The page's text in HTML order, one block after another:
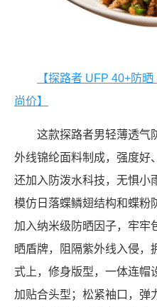
【探路者 UFP 40+防
尚价】
这款探路者男轻薄透气
外线锦纶面料制成，强度好
还加入防泼水科技，无惧小
模仿日落蝶鳞翅结构和蝶粉
加入纳米级防晒因子，牢牢
晒盾牌，阻隔紫外线入侵，
式上，修身版型，一体连帽
加贴合头型；松紧袖口，弹